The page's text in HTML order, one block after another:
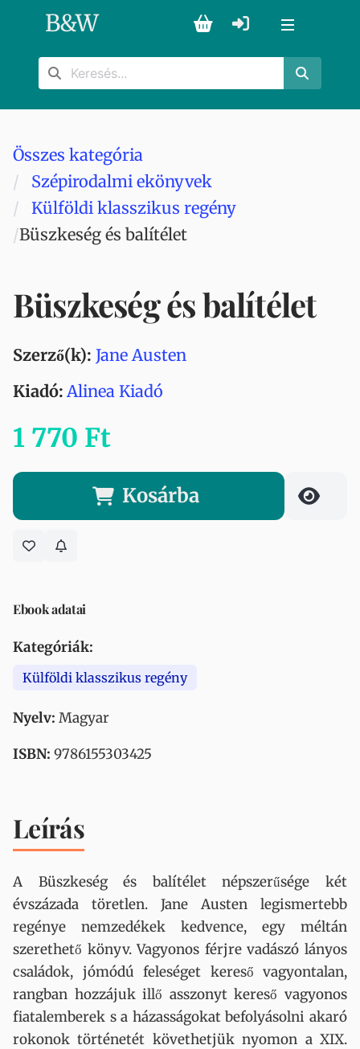
B&W
Összes kategória
Szépirodalmi ekönyvek
Külföldi klasszikus regény
Büszkeség és balítélet
Büszkeség és balítélet
Szerző(k): Jane Austen
Kiadó: Alinea Kiadó
1 770 Ft
Kosárba
Ebook adatai
Kategóriák:
Külföldi klasszikus regény
Nyelv: Magyar
ISBN: 9786155303425
Leírás
A Büszkeség és balítélet népszerűsége két
évszázada töretlen. Jane Austen legismertebb
regénye nemzedékek kedvence, egy méltán
szerethető könyv. Vagyonos férjre vadászó lányos
családok, jómódú feleséget kereső vagyontalan,
rangban hozzájuk illő asszonyt kereső vagyonos
fiatalemberek s a házasságokat befolyásolni akaró
rokonok történetét követhetjük nyomon a XIX.